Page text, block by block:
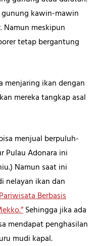
gunung kawin-mawin
Namun meskipun
tetap bergantung
menjaring ikan dengan
mereka tangkap asal
menjual berpuluh-
Pulau Adonara ini
Namun saat ini
nelayan ikan dan
Berbasis
Sehingga jika ada
mendapat penghasilan
mudi kapal.